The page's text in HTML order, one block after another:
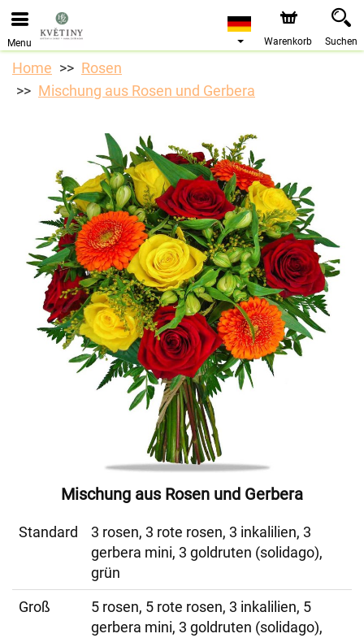
Menu Warenkorb Suchen
Home
Rosen
Mischung aus Rosen und Gerbera
Mischung aus Rosen und Gerbera
Standard
3 rosen, 3 rote rosen, 3 inkalilien, 3
gerbera mini, 3 goldruten (solidago),
grün
Groß
5 rosen, 5 rote rosen, 3 inkalilien, 5
gerbera mini, 3 goldruten (solidago),